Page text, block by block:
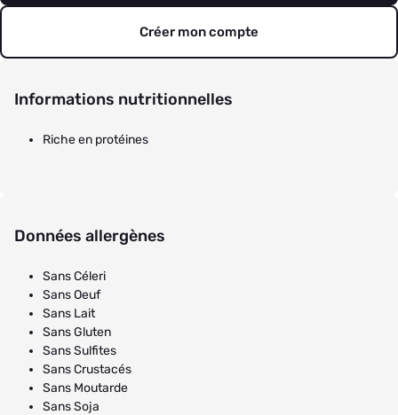
Créer mon compte
Informations nutritionnelles
Riche en protéines
Données allergènes
Sans Céleri
Sans Oeuf
Sans Lait
Sans Gluten
Sans Sulfites
Sans Crustacés
Sans Moutarde
Sans Soja